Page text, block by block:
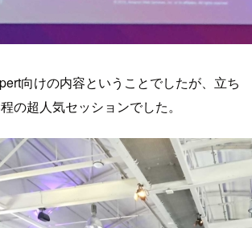
向けの内容ということでしたが、立ち
の超人気セッションでした。